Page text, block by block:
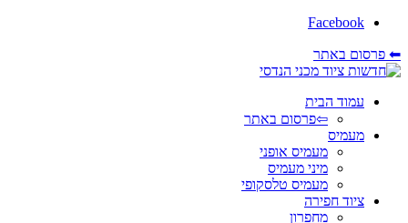
Facebook
⬅ פרסום באתר
עמוד הבית
⇦פרסום באתר
מעמיס
מעמיס אופני
מיני מעמיס
מעמיס טלסקופי
ציוד חפירה
מחפרון